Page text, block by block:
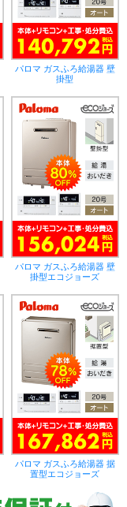
パロマ ガスふろ給湯器 壁
掛型
パロマ ガスふろ給湯器 壁
掛型エコジョーズ
パロマ ガスふろ給湯器 据
置型エコジョーズ